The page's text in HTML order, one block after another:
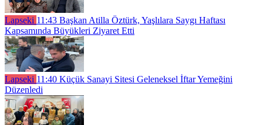
Lapseki 11:43 Başkan Atilla Öztürk, Yaşlılara Saygı Haftası
Kapsamında Büyükleri Ziyaret Etti
Lapseki 11:40 Küçük Sanayi Sitesi Geleneksel İftar Yemeğini
Düzenledi